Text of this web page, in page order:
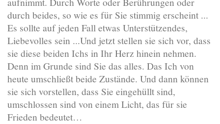
durch beides, so wie es für Sie stimmig erscheint ...
Es sollte auf jeden Fall etwas Unterstützendes,
Liebevolles sein ...Und jetzt stellen sie sich vor, dass
sie diese beiden Ichs in Ihr Herz hinein nehmen.
Denn im Grunde sind Sie das alles. Das Ich von
heute umschließt beide Zustände. Und dann können
sie sich vorstellen, dass Sie eingehüllt sind,
umschlossen sind von einem Licht, das für sie
Frieden bedeutet…